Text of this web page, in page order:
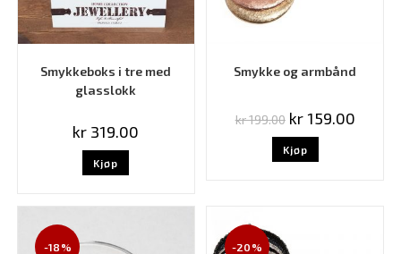
Smykkeboks i tre med
glasslokk
kr 319.00
Kjøp
Smykke og armbånd
kr199.00 kr159.00
Kjøp
-18% -20%